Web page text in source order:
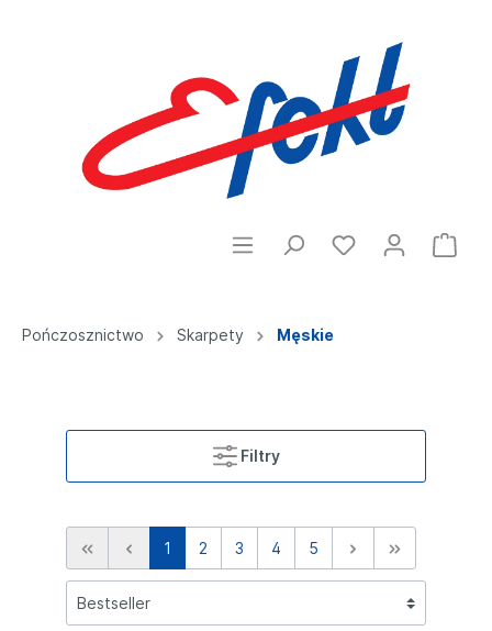
Pończosznictwo Skarpety Męskie
Filtry
1 2 3 4 5